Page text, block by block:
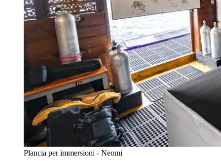
Plancia per immersioni - Neomi